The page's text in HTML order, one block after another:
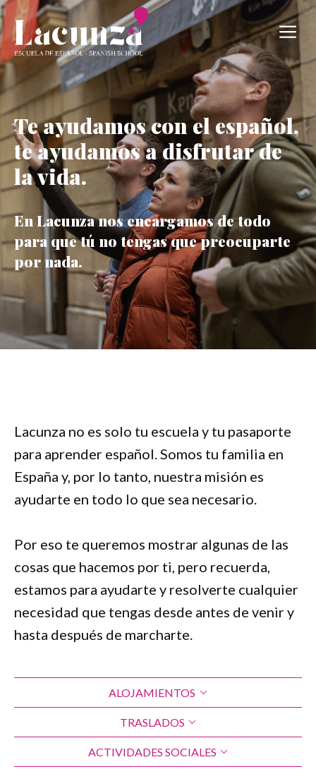
Saltar
al
contenido
Te ayudamos con el español,
te ayudamos a disfrutar de
la vida.
En Lacunza nos encargamos de todo
para que tú no tengas que preocuparte
por nada.
Lacunza no es solo tu escuela y tu pasaporte
para aprender español. Somos tu familia en
España y, por lo tanto, nuestra misión es
ayudarte en todo lo que sea necesario.
Por eso te queremos mostrar algunas de las
cosas que hacemos por ti, pero recuerda,
estamos para ayudarte y resolverte cualquier
necesidad que tengas desde antes de venir y
hasta después de marcharte.
ALOJAMIENTOS
TRASLADOS
ACTIVIDADES SOCIALES